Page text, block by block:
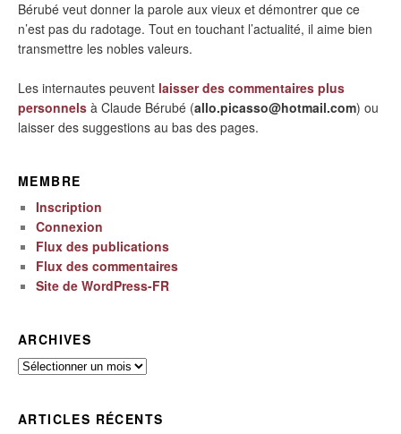
Bérubé veut donner la parole aux vieux et démontrer que ce
n’est pas du radotage. Tout en touchant l’actualité, il aime bien
transmettre les nobles valeurs.
Les internautes peuvent laisser des commentaires plus
personnels à Claude Bérubé (allo.picasso@hotmail.com) ou
laisser des suggestions au bas des pages.
MEMBRE
Inscription
Connexion
Flux des publications
Flux des commentaires
Site de WordPress-FR
ARCHIVES
Archives
ARTICLES RÉCENTS